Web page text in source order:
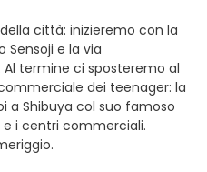
città: inizieremo con la
Sensoji e la via
termine ci sposteremo al
dei teenager: la
a Shibuya col suo famoso
i centri commerciali.